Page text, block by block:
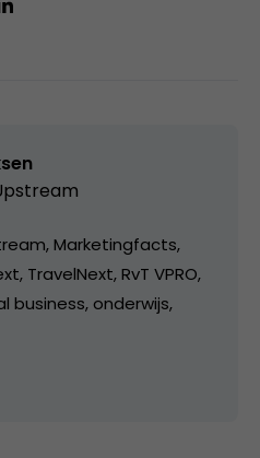
Marketingfacts,
TravelNext, RvT VPRO,
business, onderwijs,